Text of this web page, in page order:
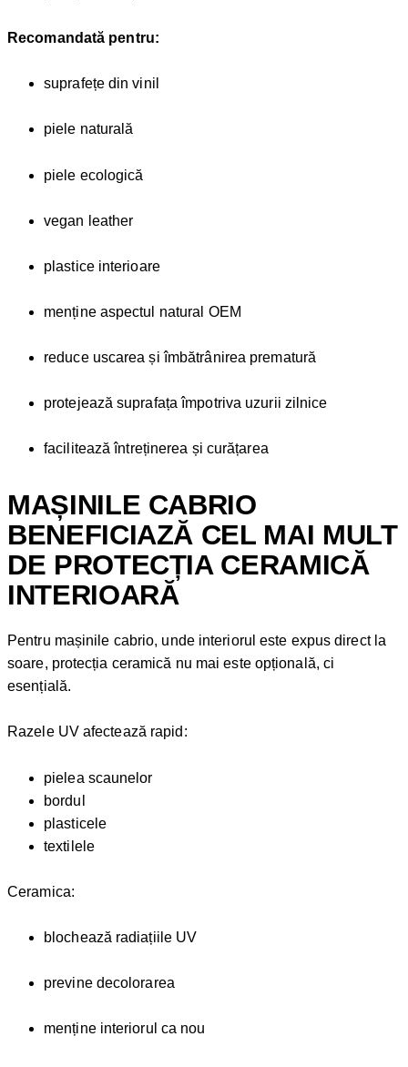
Recomandată pentru:
suprafețe din vinil
piele naturală
piele ecologică
vegan leather
plastice interioare
menține aspectul natural OEM
reduce uscarea și îmbătrânirea prematură
protejează suprafața împotriva uzurii zilnice
facilitează întreținerea și curățarea
MAȘINILE CABRIO
BENEFICIAZĂ CEL MAI MULT
DE PROTECȚIA CERAMICĂ
INTERIOARĂ
Pentru mașinile cabrio, unde interiorul este expus direct la
soare, protecția ceramică nu mai este opțională, ci
esențială.
Razele UV afectează rapid:
pielea scaunelor
bordul
plasticele
textilele
Ceramica:
blochează radiațiile UV
previne decolorarea
menține interiorul ca nou